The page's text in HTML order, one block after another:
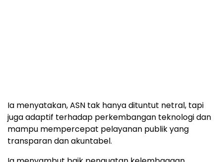
Ia menyatakan, ASN tak hanya dituntut netral, tapi
juga adaptif terhadap perkembangan teknologi dan
mampu mempercepat pelayanan publik yang
transparan dan akuntabel.